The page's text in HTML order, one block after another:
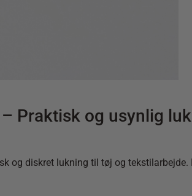
Praktisk og usynlig
og diskret lukning til tøj og